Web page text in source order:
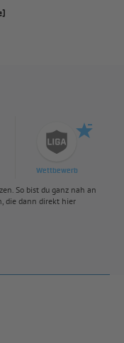
Wettbewerb
So bist du ganz nah an
die dann direkt hier